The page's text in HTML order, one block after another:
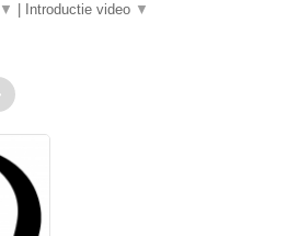
▼ Introductie video ▼